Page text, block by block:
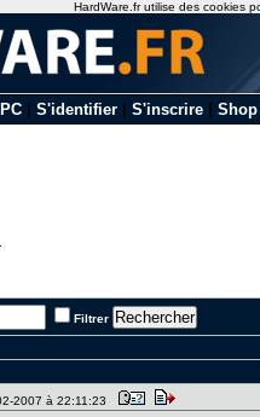
PC| S'identifier| S'inscrire| Shop
Filtrer
2007 à 22:11:23
HardWare.fr utilise des cookies